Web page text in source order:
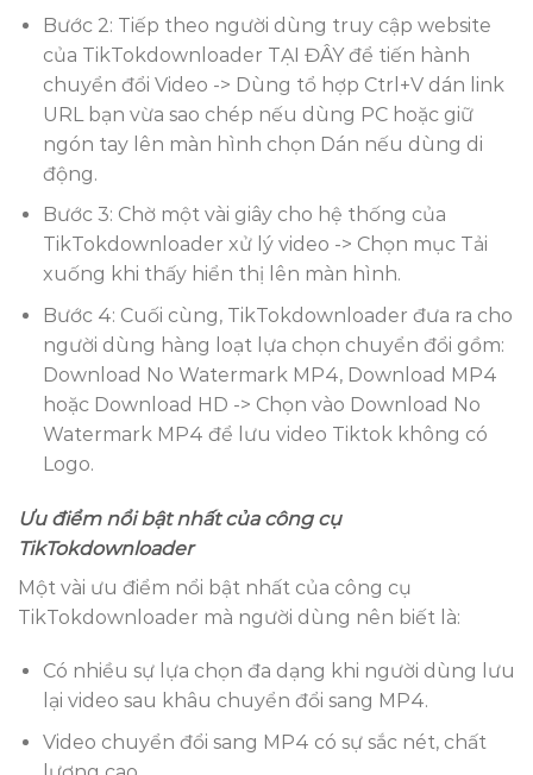
Bước 2: Tiếp theo người dùng truy cập website
của TikTokdownloader TẠI ĐÂY để tiến hành
chuyển đổi Video -> Dùng tổ hợp Ctrl+V dán link
URL bạn vừa sao chép nếu dùng PC hoặc giữ
ngón tay lên màn hình chọn Dán nếu dùng di
động.
Bước 3: Chờ một vài giây cho hệ thống của
TikTokdownloader xử lý video -> Chọn mục Tải
xuống khi thấy hiển thị lên màn hình.
Bước 4: Cuối cùng, TikTokdownloader đưa ra cho
người dùng hàng loạt lựa chọn chuyển đổi gồm:
Download No Watermark MP4, Download MP4
hoặc Download HD -> Chọn vào Download No
Watermark MP4 để lưu video Tiktok không có
Logo.
Ưu điểm nổi bật nhất của công cụ
TikTokdownloader
Một vài ưu điểm nổi bật nhất của công cụ
TikTokdownloader mà người dùng nên biết là:
Có nhiều sự lựa chọn đa dạng khi người dùng lưu
lại video sau khâu chuyển đổi sang MP4.
Video chuyển đổi sang MP4 có sự sắc nét, chất